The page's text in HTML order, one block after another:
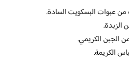
عبوات البسكويت السادة.
الزبدة.
الجبن الكريمي.
الكريمة.